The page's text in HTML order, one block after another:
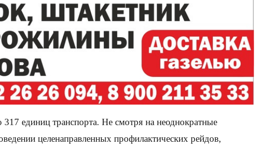
единиц транспорта. Не смотря на неоднократные
целенаправленных профилактических рейдов,